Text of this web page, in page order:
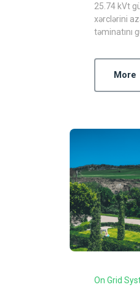
25.74 kVt
xərclərini
təminatını
More
On Grid